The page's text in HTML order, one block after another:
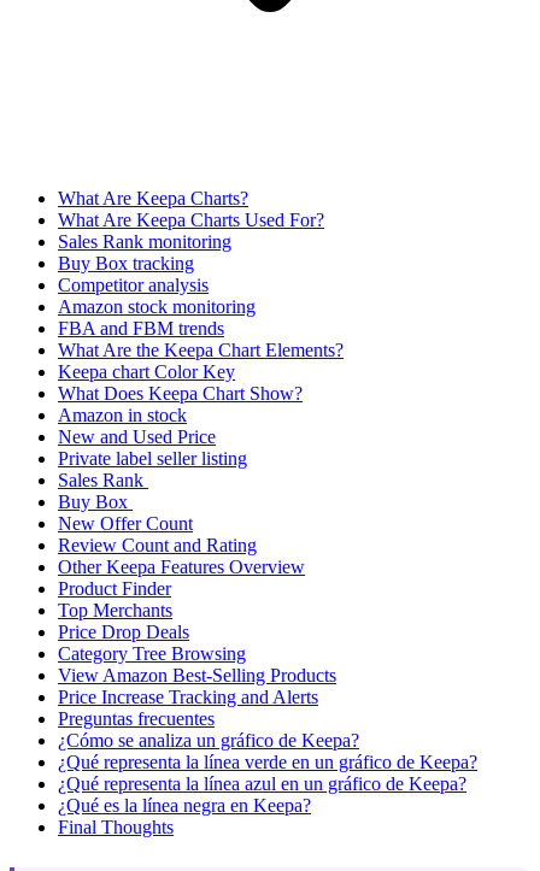
What Are Keepa Charts?
What Are Keepa Charts Used For?
Sales Rank monitoring
Buy Box tracking
Competitor analysis
Amazon stock monitoring
FBA and FBM trends
What Are the Keepa Chart Elements?
Keepa chart Color Key
What Does Keepa Chart Show?
Amazon in stock
New and Used Price
Private label seller listing
Sales Rank
Buy Box
New Offer Count
Review Count and Rating
Other Keepa Features Overview
Product Finder
Top Merchants
Price Drop Deals
Category Tree Browsing
View Amazon Best-Selling Products
Price Increase Tracking and Alerts
Preguntas frecuentes
¿Cómo se analiza un gráfico de Keepa?
¿Qué representa la línea verde en un gráfico de Keepa?
¿Qué representa la línea azul en un gráfico de Keepa?
¿Qué es la línea negra en Keepa?
Final Thoughts